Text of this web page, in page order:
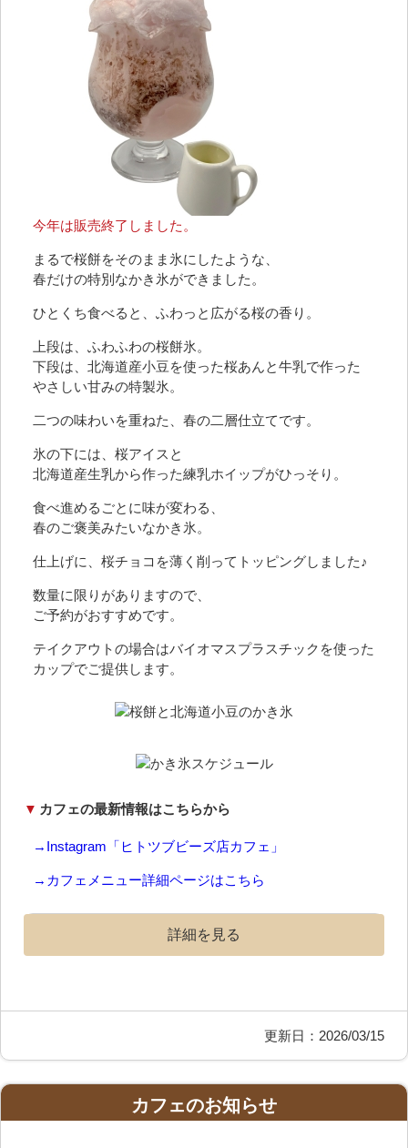
今年は販売終了しました。
まるで桜餅をそのまま氷にしたような、
春だけの特別なかき氷ができました。
ひとくち食べると、ふわっと広がる桜の香り。
上段は、ふわふわの桜餅氷。
下段は、北海道産小豆を使った桜あんと牛乳で作った
やさしい甘みの特製氷。
二つの味わいを重ねた、春の二層仕立てです。
氷の下には、桜アイスと
北海道産生乳から作った練乳ホイップがひっそり。
食べ進めるごとに味が変わる、
春のご褒美みたいなかき氷。
仕上げに、桜チョコを薄く削ってトッピングしました♪
数量に限りがありますので、
ご予約がおすすめです。
テイクアウトの場合はバイオマスプラスチックを使った
カップでご提供します。
▼ カフェの最新情報はこちらから
→Instagram「ヒトツブビーズ店カフェ」
→カフェメニュー詳細ページはこちら
詳細を見る
更新日：2026/03/15
カフェのお知らせ